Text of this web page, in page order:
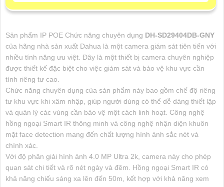
Sản phẩm IP POE Chức năng chuyên dụng DH-SD29404DB-GNY
của hãng nhà sản xuất Dahua là một camera giám sát tiên tiến với
nhiều tính năng ưu việt. Đây là một thiết bị camera chuyên nghiệp
được thiết kế đặc biệt cho việc giám sát và bảo vệ khu vực cần
tính riêng tư cao.
Chức năng chuyên dụng của sản phẩm này bao gồm chế độ riêng
tư khu vực khi xâm nhập, giúp người dùng có thể dễ dàng thiết lập
và quản lý các vùng cần bảo vệ một cách linh hoạt. Công nghệ
hồng ngoại Smart IR thông minh và công nghệ nhận diện khuôn
mặt face detection mang đến chất lượng hình ảnh sắc nét và
chính xác.
Với độ phân giải hình ảnh 4.0 MP Ultra 2k, camera này cho phép
quan sát chi tiết và rõ nét ngày và đêm. Hồng ngoại Smart IR có
khả năng chiếu sáng xa lên đến 50m, kết hợp với khả năng xem